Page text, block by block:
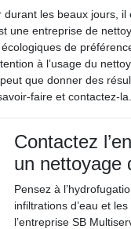
les beaux jours,
une entreprise de
de
à l’usage du
que donner des
faire et contactez-la.
Contactez
un nettoyage
Pensez à
infiltrations d’eau et
l’entreprise SB